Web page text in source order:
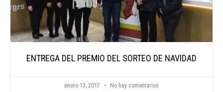
ENTREGA DEL PREMIO DEL SORTEO DE NAVIDAD
enero 13, 2017 No hay comentarios